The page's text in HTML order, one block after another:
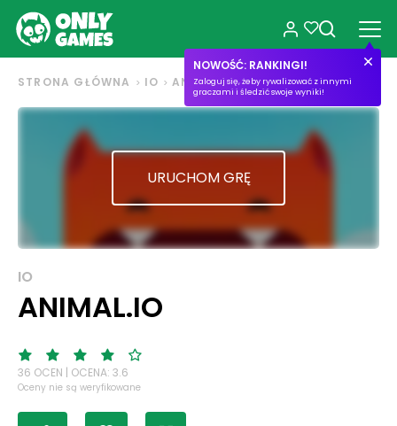
NOWOŚĆ: RANKINGI!
Zaloguj się, żeby rywalizować z innymi
graczami i śledzić swoje wyniki!
STRONA GŁÓWNA IO ANIMAL.IO
URUCHOM GRĘ
IO
ANIMAL.IO
36 OCEN | OCENA: 3.6
Oceny nie są weryfikowane